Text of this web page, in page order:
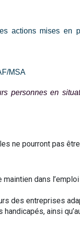
actions mises en
MSA
personnes en
ne pourront pas
dans
des entreprises
ainsi